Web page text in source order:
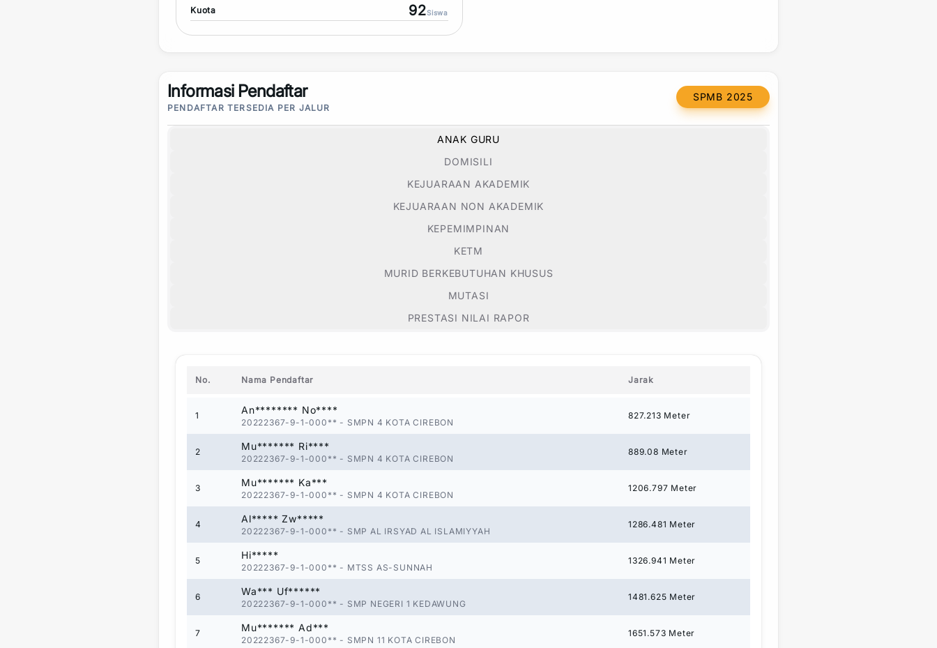
Kuota 92Siswa
Informasi Pendaftar
PENDAFTAR TERSEDIA PER JALUR
SPMB 2025
ANAK GURU
DOMISILI
KEJUARAAN AKADEMIK
KEJUARAAN NON AKADEMIK
KEPEMIMPINAN
KETM
MURID BERKEBUTUHAN KHUSUS
MUTASI
PRESTASI NILAI RAPOR
No. Nama Pendaftar Jarak
1 An******** No****
20222367-9-1-000** - SMPN 4 KOTA CIREBON
827.213 Meter
2 Mu******* Ri****
20222367-9-1-000** - SMPN 4 KOTA CIREBON
889.08 Meter
3 Mu******* Ka***
20222367-9-1-000** - SMPN 4 KOTA CIREBON
1206.797 Meter
4 Al***** Zw*****
20222367-9-1-000** - SMP AL IRSYAD AL ISLAMIYYAH
1286.481 Meter
5 Hi*****
20222367-9-1-000** - MTSS AS-SUNNAH
1326.941 Meter
6 Wa*** Uf******
20222367-9-1-000** - SMP NEGERI 1 KEDAWUNG
1481.625 Meter
7 Mu******* Ad***
20222367-9-1-000** - SMPN 11 KOTA CIREBON
1651.573 Meter